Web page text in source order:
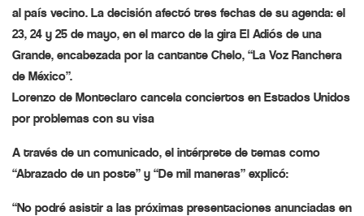
al país vecino. La decisión afectó tres fechas de su agenda: el
23, 24 y 25 de mayo, en el marco de la gira El Adiós de una
Grande, encabezada por la cantante Chelo, “La Voz Ranchera
de México”.
Lorenzo de Monteclaro cancela conciertos en Estados Unidos
por problemas con su visa
A través de un comunicado, el intérprete de temas como
“Abrazado de un poste” y “De mil maneras” explicó:
“No podré asistir a las próximas presentaciones anunciadas en